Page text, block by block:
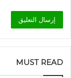
MUST READ